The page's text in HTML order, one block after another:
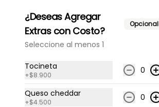
¿Deseas Agregar
Extras con Costo?
Opcional
Seleccione al menos 1
Tocineta
+$8.900 0
Queso cheddar
+$4.500 0